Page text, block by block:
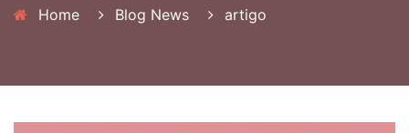
Home Blog News artigo